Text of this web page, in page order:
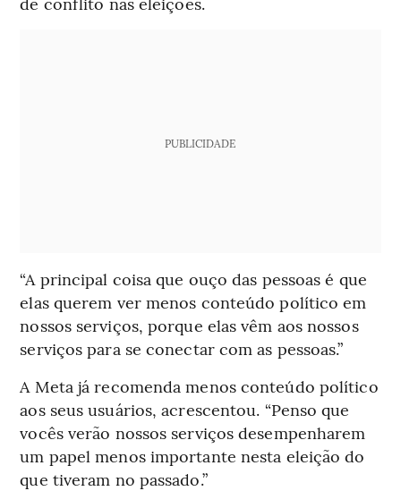
PUBLICIDADE
“A principal coisa que ouço das pessoas é que
elas querem ver menos conteúdo político em
nossos serviços, porque elas vêm aos nossos
serviços para se conectar com as pessoas.”
A Meta já recomenda menos conteúdo político
aos seus usuários, acrescentou. “Penso que
vocês verão nossos serviços desempenharem
um papel menos importante nesta eleição do
que tiveram no passado.”